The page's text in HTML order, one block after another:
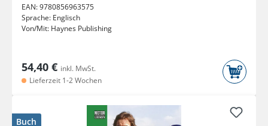
EAN:9780856963575
Sprache: Englisch
Von/Mit: Haynes Publishing
54,40 € inkl. MwSt.
Lieferzeit 1-2 Wochen
Buch